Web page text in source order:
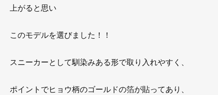
上がると思い
このモデルを選びました！！
スニーカーとして馴染みある形で取り入れやすく、
ポイントでヒョウ柄のゴールドの箔が貼ってあり、